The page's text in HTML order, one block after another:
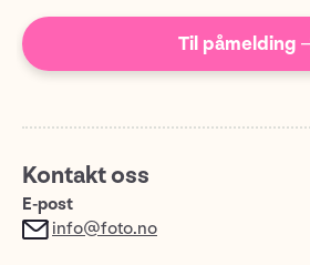
Til påmelding
Kontakt oss
E-post
info@foto.no